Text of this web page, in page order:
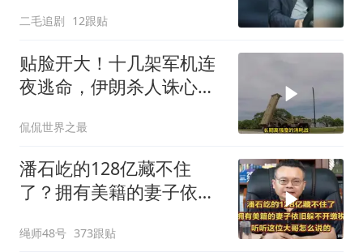
二毛追剧 12跟贴
贴脸开大！十几架军机连
夜逃命，伊朗杀人诛心，
侃侃世界之最
潘石屹的128亿藏不住
了？拥有美籍的妻子依旧
绳师48号 373跟贴